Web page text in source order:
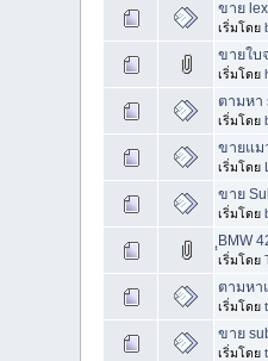
ขาย
เริ่มโดย
ขายใบ
เริ่มโดย
ตามหา
เริ่มโดย
ขายแม
เริ่มโดย
ขาย
เริ่มโดย
BMW
เริ่มโดย
ตามหา
เริ่มโดย
ขาย
เริ่มโดย